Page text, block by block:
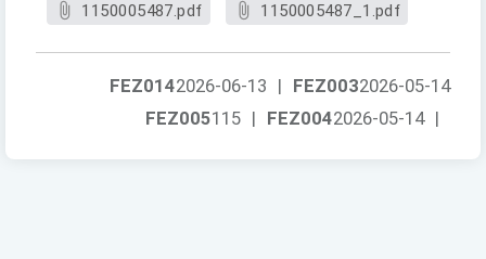
1150005487.pdf 1150005487_1.pdf
FEZ0032026-05-14
FEZ0142026-06-13 |
FEZ0042026-05-14 |
FEZ005115 |